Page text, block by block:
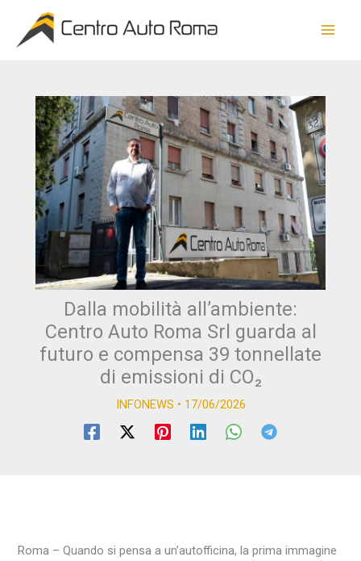
contenuto
Dalla mobilità all’ambiente:
Centro Auto Roma Srl guarda al
futuro e compensa 39 tonnellate
di emissioni di CO₂
INFONEWS • 17/06/2026
Roma – Quando si pensa a un’autofficina, la prima immagine